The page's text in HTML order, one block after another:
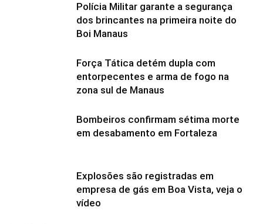
Polícia Militar garante a segurança
dos brincantes na primeira noite do
Boi Manaus
Força Tática detém dupla com
entorpecentes e arma de fogo na
zona sul de Manaus
Bombeiros confirmam sétima morte
em desabamento em Fortaleza
Explosões são registradas em
empresa de gás em Boa Vista, veja o
vídeo